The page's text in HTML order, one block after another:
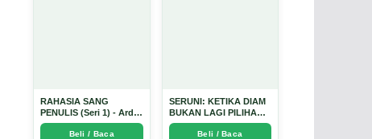
RAHASIA SANG
PENULIS (Seri 1) - Arda
Dinata
Beli / Baca
SERUNI: KETIKA DIAM
BUKAN LAGI PILIHAN -
Arda Dinata
Beli / Baca